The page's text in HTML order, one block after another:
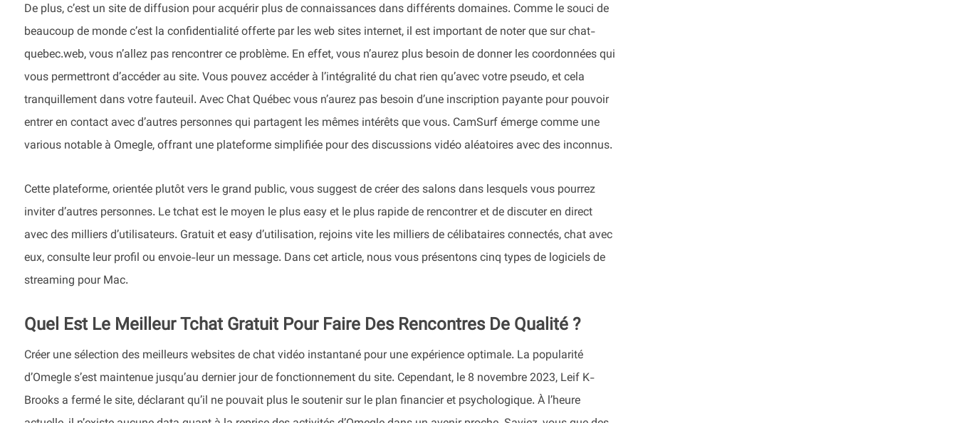
De plus, c’est un site de diffusion pour acquérir plus de connaissances dans différents domaines. Comme le souci de
beaucoup de monde c’est la confidentialité offerte par les web sites internet, il est important de noter que sur chat-
quebec.web, vous n’allez pas rencontrer ce problème. En effet, vous n’aurez plus besoin de donner les coordonnées qui
vous permettront d’accéder au site. Vous pouvez accéder à l’intégralité du chat rien qu’avec votre pseudo, et cela
tranquillement dans votre fauteuil. Avec Chat Québec vous n’aurez pas besoin d’une inscription payante pour pouvoir
entrer en contact avec d’autres personnes qui partagent les mêmes intérêts que vous. CamSurf émerge comme une
various notable à Omegle, offrant une plateforme simplifiée pour des discussions vidéo aléatoires avec des inconnus.
Cette plateforme, orientée plutôt vers le grand public, vous suggest de créer des salons dans lesquels vous pourrez
inviter d’autres personnes. Le tchat est le moyen le plus easy et le plus rapide de rencontrer et de discuter en direct
avec des milliers d’utilisateurs. Gratuit et easy d’utilisation, rejoins vite les milliers de célibataires connectés, chat avec
eux, consulte leur profil ou envoie-leur un message. Dans cet article, nous vous présentons cinq types de logiciels de
streaming pour Mac.
Quel Est Le Meilleur Tchat Gratuit Pour Faire Des Rencontres De Qualité ?
Créer une sélection des meilleurs websites de chat vidéo instantané pour une expérience optimale. La popularité
d’Omegle s’est maintenue jusqu’au dernier jour de fonctionnement du site. Cependant, le 8 novembre 2023, Leif K-
Brooks a fermé le site, déclarant qu’il ne pouvait plus le soutenir sur le plan financier et psychologique. À l’heure